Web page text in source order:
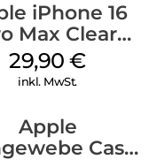
iPhone 16
Max Clear
MagSafe
Transparent
29,90€
inkl. MwSt.
Apple
Case